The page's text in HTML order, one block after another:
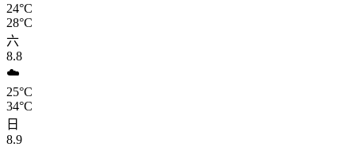
24°C
28°C
六
8.8
☁️
25°C
34°C
日
8.9